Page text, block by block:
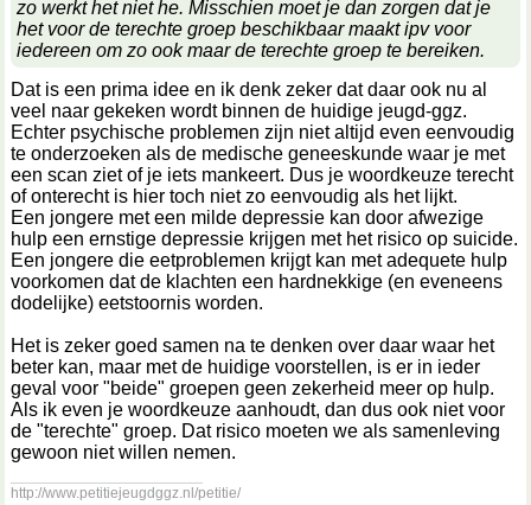
zo werkt het niet he. Misschien moet je dan zorgen dat je
het voor de terechte groep beschikbaar maakt ipv voor
iedereen om zo ook maar de terechte groep te bereiken.
Dat is een prima idee en ik denk zeker dat daar ook nu al
veel naar gekeken wordt binnen de huidige jeugd-ggz.
Echter psychische problemen zijn niet altijd even eenvoudig
te onderzoeken als de medische geneeskunde waar je met
een scan ziet of je iets mankeert. Dus je woordkeuze terecht
of onterecht is hier toch niet zo eenvoudig als het lijkt.
Een jongere met een milde depressie kan door afwezige
hulp een ernstige depressie krijgen met het risico op suicide.
Een jongere die eetproblemen krijgt kan met adequete hulp
voorkomen dat de klachten een hardnekkige (en eveneens
dodelijke) eetstoornis worden.
Het is zeker goed samen na te denken over daar waar het
beter kan, maar met de huidige voorstellen, is er in ieder
geval voor "beide" groepen geen zekerheid meer op hulp.
Als ik even je woordkeuze aanhoudt, dan dus ook niet voor
de "terechte" groep. Dat risico moeten we als samenleving
gewoon niet willen nemen.
http://www.petitiejeugdggz.nl/petitie/